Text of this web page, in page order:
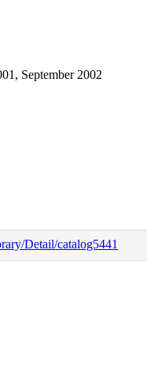
September 2002
Detail/catalog5441